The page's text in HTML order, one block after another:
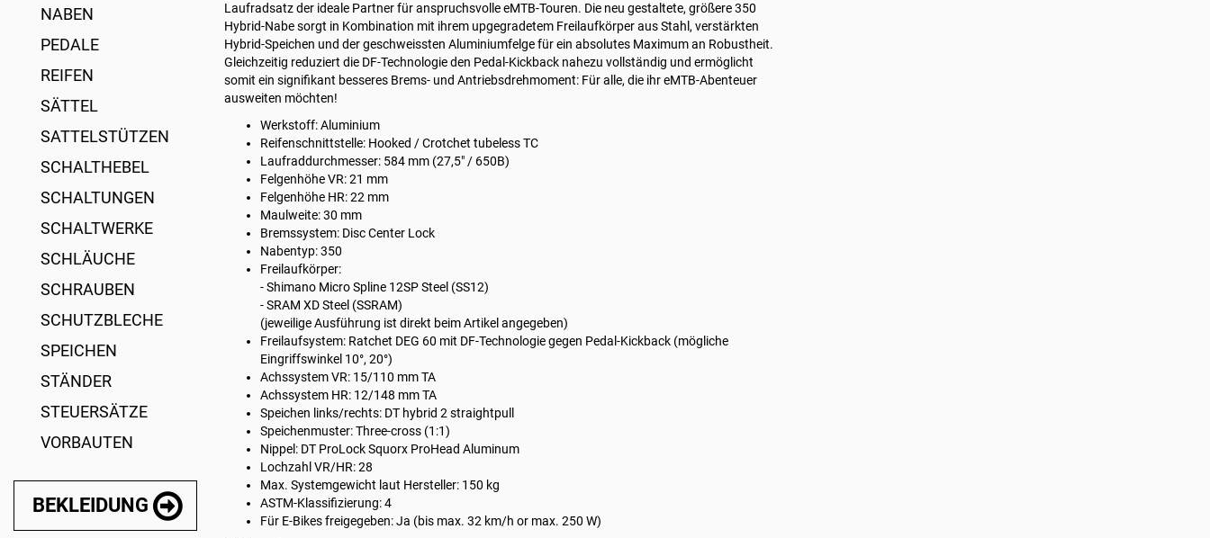
NABEN
PEDALE
REIFEN
SÄTTEL
SATTELSTÜTZEN
SCHALTHEBEL
SCHALTUNGEN
SCHALTWERKE
SCHLÄUCHE
SCHRAUBEN
SCHUTZBLECHE
SPEICHEN
STÄNDER
STEUERSÄTZE
VORBAUTEN
BEKLEIDUNG
Laufradsatz der ideale Partner für anspruchsvolle eMTB-Touren. Die neu gestaltete, größere 350
Hybrid-Nabe sorgt in Kombination mit ihrem upgegradetem Freilaufkörper aus Stahl, verstärkten
Hybrid-Speichen und der geschweissten Aluminiumfelge für ein absolutes Maximum an Robustheit.
Gleichzeitig reduziert die DF-Technologie den Pedal‑Kickback nahezu vollständig und ermöglicht
somit ein signifikant besseres Brems- und Antriebsdrehmoment: Für alle, die ihr eMTB-Abenteuer
ausweiten möchten!
Werkstoff: Aluminium
Reifenschnittstelle: Hooked / Crotchet tubeless TC
Laufraddurchmesser: 584 mm (27,5" / 650B)
Felgenhöhe VR: 21 mm
Felgenhöhe HR: 22 mm
Maulweite: 30 mm
Bremssystem: Disc Center Lock
Nabentyp: 350
Freilaufkörper:
- Shimano Micro Spline 12SP Steel (SS12)
- SRAM XD Steel (SSRAM)
(jeweilige Ausführung ist direkt beim Artikel angegeben)
Freilaufsystem: Ratchet DEG 60 mit DF-Technologie gegen Pedal-Kickback (mögliche
Eingriffswinkel 10°, 20°)
Achssystem VR: 15/110 mm TA
Achssystem HR: 12/148 mm TA
Speichen links/rechts: DT hybrid 2 straightpull
Speichenmuster: Three-cross (1:1)
Nippel: DT ProLock Squorx ProHead Aluminum
Lochzahl VR/HR: 28
Max. Systemgewicht laut Hersteller: 150 kg
ASTM-Klassifizierung: 4
Für E-Bikes freigegeben: Ja (bis max. 32 km/h or max. 250 W)